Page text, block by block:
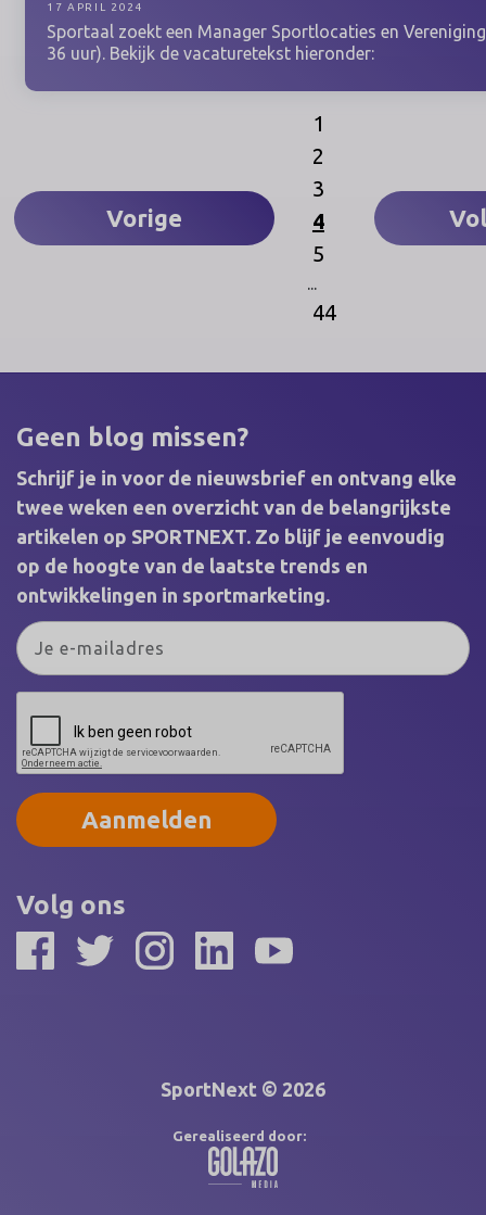
Sportaal zoekt een Manager Sportlocaties en
36 uur). Bekijk de vacaturetekst hieronder:
17 APRIL 2024
Vorige
1
2
3
4
5
...
44
Geen blog missen?
Schrijf je in voor de nieuwsbrief en ontvang elke
twee weken een overzicht van de belangrijkste
artikelen op SPORTNEXT. Zo blijf je eenvoudig
op de hoogte van de laatste trends en
ontwikkelingen in sportmarketing.
Aanmelden
Volg ons
SportNext © 2026
Gerealiseerd door: